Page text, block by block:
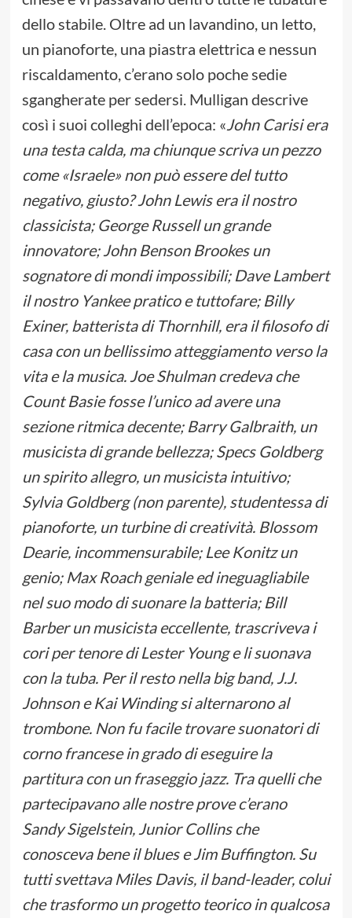
dello stabile. Oltre ad un lavandino, un letto,
un pianoforte, una piastra elettrica e nessun
riscaldamento, c’erano solo poche sedie
sgangherate per sedersi. Mulligan descrive
così i suoi colleghi dell’epoca: « John Carisi era
una testa calda, ma chiunque scriva un pezzo
come «Israele» non può essere del tutto
negativo, giusto? John Lewis era il nostro
classicista; George Russell un grande
innovatore; John Benson Brookes un
sognatore di mondi impossibili; Dave Lambert
il nostro Yankee pratico e tuttofare; Billy
Exiner, batterista di Thornhill, era il filosofo di
casa con un bellissimo atteggiamento verso la
vita e la musica. Joe Shulman credeva che
Count Basie fosse l’unico ad avere una
sezione ritmica decente; Barry Galbraith, un
musicista di grande bellezza; Specs Goldberg
un spirito allegro, un musicista intuitivo;
Sylvia Goldberg (non parente), studentessa di
pianoforte, un turbine di creatività. Blossom
Dearie, incommensurabile; Lee Konitz un
genio; Max Roach geniale ed ineguagliabile
nel suo modo di suonare la batteria; Bill
Barber un musicista eccellente, trascriveva i
cori per tenore di Lester Young e li suonava
con la tuba. Per il resto nella big band, J.J.
Johnson e Kai Winding si alternarono al
trombone. Non fu facile trovare suonatori di
corno francese in grado di eseguire la
partitura con un fraseggio jazz. Tra quelli che
partecipavano alle nostre prove c’erano
Sandy Sigelstein, Junior Collins che
conosceva bene il blues e Jim Buffington. Su
tutti svettava Miles Davis, il band-leader, colui
che trasformo un progetto teorico in qualcosa